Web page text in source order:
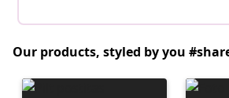
Our products, styled by you